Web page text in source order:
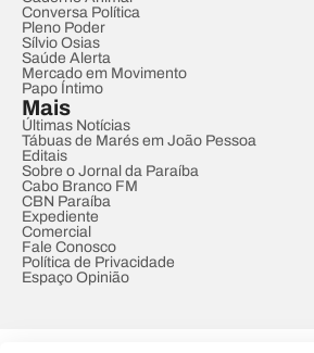
Conversa Política
Pleno Poder
Sílvio Osias
Saúde Alerta
Mercado em Movimento
Papo Íntimo
Mais
Últimas Notícias
Tábuas de Marés em João Pessoa
Editais
Sobre o Jornal da Paraíba
Cabo Branco FM
CBN Paraíba
Expediente
Comercial
Fale Conosco
Política de Privacidade
Espaço Opinião